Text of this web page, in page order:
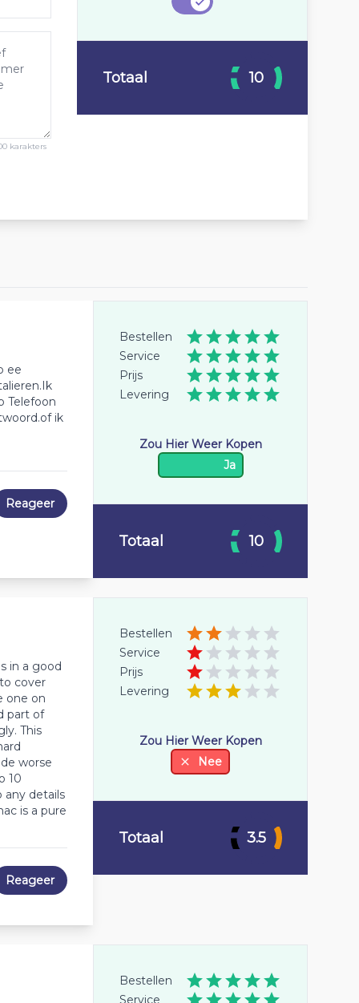
karakters
Totaal 10
ee
Telefoon
ik
Reageer
Bestellen
Service
Prijs
Levering
Zou Hier Weer Kopen
Ja
Totaal 10
in a good
cover
one on
part of
This
worse
10
any details
is a pure
Reageer
Bestellen
Service
Prijs
Levering
Zou Hier Weer Kopen
Nee
Totaal 3.5
Bestellen
Service